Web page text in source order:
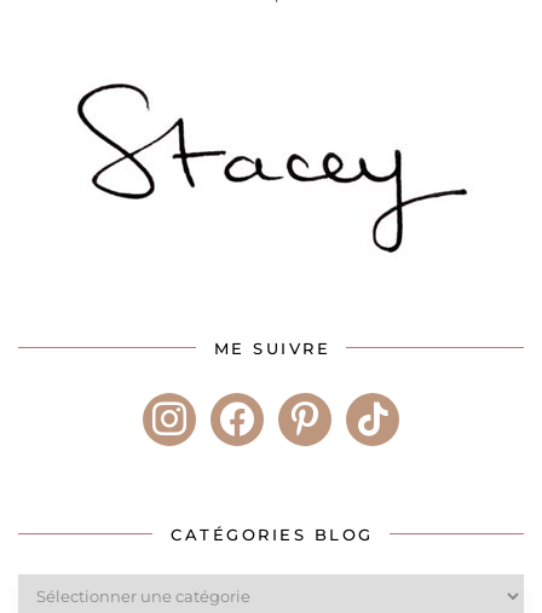
ME SUIVRE
instagramfacebookpinteresttiktok
CATÉGORIES BLOG
blog